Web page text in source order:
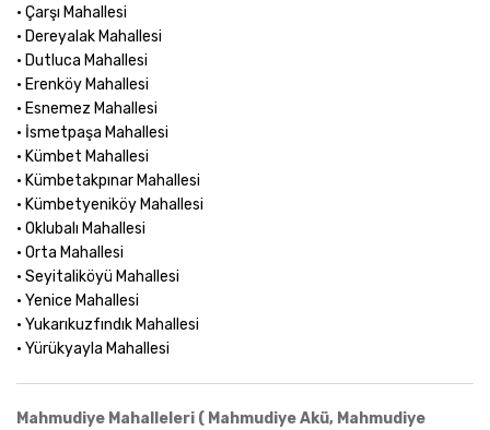
• Çarşı Mahallesi
• Dereyalak Mahallesi
• Dutluca Mahallesi
• Erenköy Mahallesi
• Esnemez Mahallesi
• İsmetpaşa Mahallesi
• Kümbet Mahallesi
• Kümbetakpınar Mahallesi
• Kümbetyeniköy Mahallesi
• Oklubalı Mahallesi
• Orta Mahallesi
• Seyitaliköyü Mahallesi
• Yenice Mahallesi
• Yukarıkuzfındık Mahallesi
• Yürükyayla Mahallesi
Mahmudiye Mahalleleri ( Mahmudiye Akü, Mahmudiye